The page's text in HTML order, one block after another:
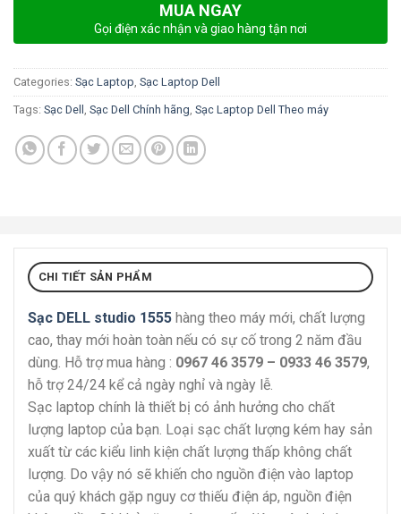
MUA NGAY
Gọi điện xác nhận và giao hàng tận nơi
Categories: Sạc Laptop, Sạc Laptop Dell
Tags: Sạc Dell , Sạc Dell Chính hãng, Sạc Laptop Dell Theo máy
CHI TIẾT SẢN PHẨM
Sạc DELL studio 1555 hàng theo máy mới, chất lượng
cao, thay mới hoàn toàn nếu có sự cố trong 2 năm đầu
dùng. Hỗ trợ mua hàng : 0967 46 3579 – 0933 46 3579,
hỗ trợ 24/24 kể cả ngày nghỉ và ngày lễ.
Sạc laptop chính là thiết bị có ảnh hưởng cho chất
lượng laptop của bạn. Loại sạc chất lượng kém hay sản
xuất từ các kiểu linh kiện chất lượng thấp không chất
lượng. Do vậy nó sẽ khiến cho nguồn điện vào laptop
của quý khách gặp nguy cơ thiếu điện áp, nguồn điện